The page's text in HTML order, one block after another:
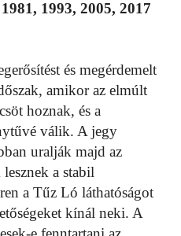
1993, 2005, 2017
és megérdemelt
amikor az elmúlt
hoznak, és a
válik. A jegy
uralják majd az
a stabil
a Tűz Ló láthatóságot
kínál neki. A